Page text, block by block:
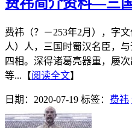
费祎简介资料—三
费祎（？－253年2月），字
人）人，三国时蜀汉名臣，
四相。深得诸葛亮器重，屡
等...【阅读全文】
日期：2020-07-19 标签： 费祎